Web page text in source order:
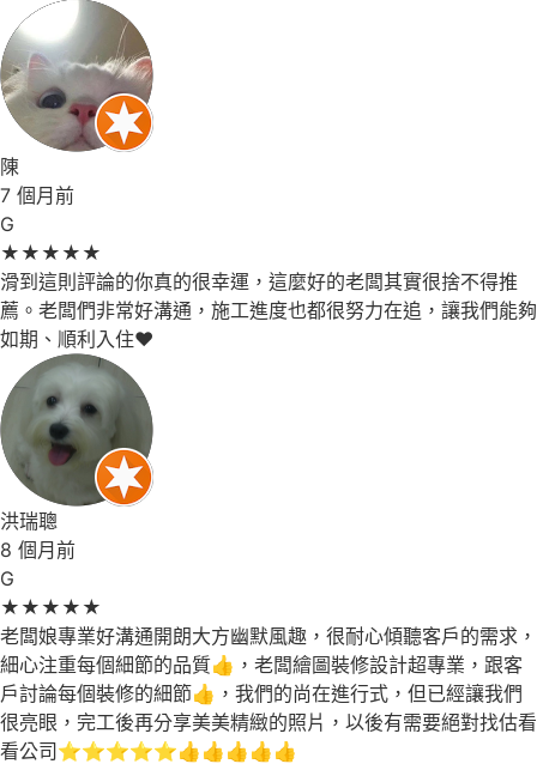
陳
7 個月前
G
★ ★ ★ ★ ★
滑到這則評論的你真的很幸運，這麼好的老闆其實很捨不得推
薦。老闆們非常好溝通，施工進度也都很努力在追，讓我們能夠
如期、順利入住❤️
洪瑞聰
8 個月前
G
★ ★ ★ ★ ★
老闆娘專業好溝通開朗大方幽默風趣，很耐心傾聽客戶的需求，
細心注重每個細節的品質👍，老闆繪圖裝修設計超專業，跟客
戶討論每個裝修的細節👍，我們的尚在進行式，但已經讓我們
很亮眼，完工後再分享美美精緻的照片，以後有需要絕對找估看
看公司⭐⭐⭐⭐⭐👍👍👍👍👍